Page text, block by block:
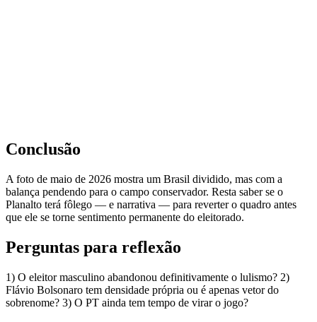
Conclusão
A foto de maio de 2026 mostra um Brasil dividido, mas com a
balança pendendo para o campo conservador. Resta saber se o
Planalto terá fôlego — e narrativa — para reverter o quadro antes
que ele se torne sentimento permanente do eleitorado.
Perguntas para reflexão
1) O eleitor masculino abandonou definitivamente o lulismo? 2)
Flávio Bolsonaro tem densidade própria ou é apenas vetor do
sobrenome? 3) O PT ainda tem tempo de virar o jogo?